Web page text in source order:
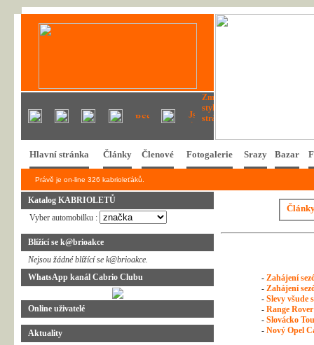
Hlavní stránka Články Členové Fotogalerie Srazy Bazar
Právě je on-line 326 kabrioleťáků.
Katalog KABRIOLETŮ
Vyber automobilku :
Blížící se k@brioakce
Nejsou žádné blížící se k@brioakce.
WhatsApp kanál Cabrio Clubu
Online uživatelé
Aktuality
- Zahájení
- Zahájení
- Slevy všude
- Range
- Slovácko
- Nový Opel